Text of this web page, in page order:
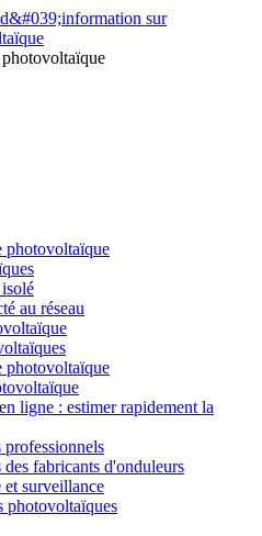
photovoltaïque
photovoltaïque
au réseau
photovoltaïque
ligne : estimer rapidement la
fabricants d'onduleurs
surveillance
photovoltaïques